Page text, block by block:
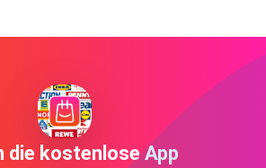
die kostenlose App